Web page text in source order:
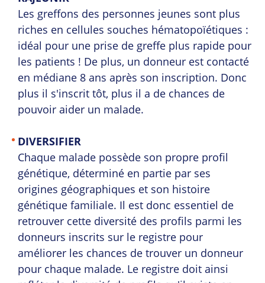
Les greffons des personnes jeunes sont plus
riches en cellules souches hématopoïétiques :
idéal pour une prise de greffe plus rapide pour
les patients ! De plus, un donneur est contacté
en médiane 8 ans après son inscription. Donc
plus il s'inscrit tôt, plus il a de chances de
pouvoir aider un malade.
DIVERSIFIER
Chaque malade possède son propre profil
génétique, déterminé en partie par ses
origines géographiques et son histoire
génétique familiale. Il est donc essentiel de
retrouver cette diversité des profils parmi les
donneurs inscrits sur le registre pour
améliorer les chances de trouver un donneur
pour chaque malade. Le registre doit ainsi